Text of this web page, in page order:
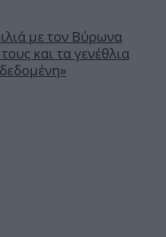
με τον Βύρωνα
και τα γενέθλια